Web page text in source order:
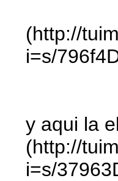
(http://
i=s/
y aqui la
(http://
i=s/